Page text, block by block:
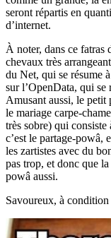
seront répartis en
d’internet.
À noter, dans ce fatras
chevaux très
du Net, qui se résume
sur l’OpenData, qui
Amusant aussi, le petit
le mariage carpe-
très sobre) qui
c’est le partage-powâ,
les zartistes avec du
pas trop, et donc que
powâ aussi.
Savoureux, à